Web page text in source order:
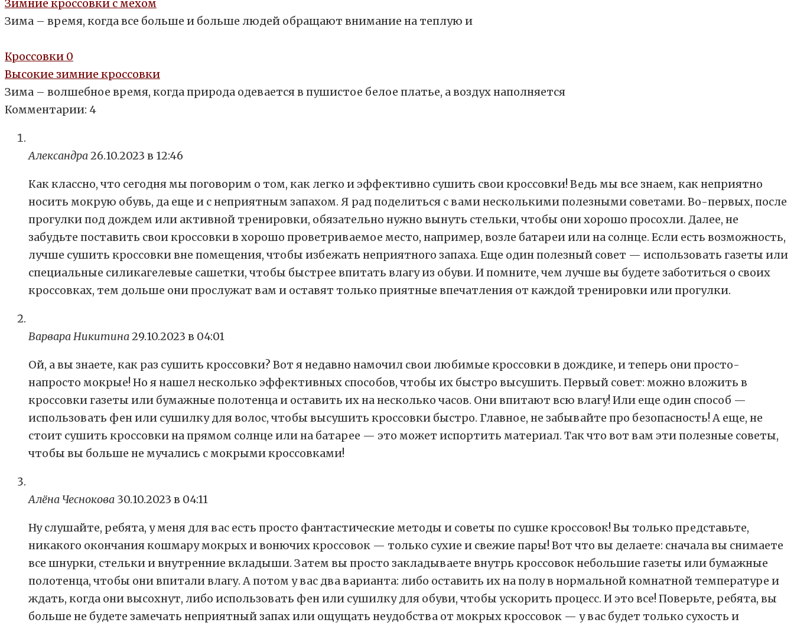
Зимние кроссовки с мехом
Зима – время, когда все больше и больше людей обращают внимание на теплую и
Кроссовки 0
Высокие зимние кроссовки
Зима – волшебное время, когда природа одевается в пушистое белое платье, а воздух наполняется
Комментарии: 4
Александра26.10.2023 в 12:46
Как классно, что сегодня мы поговорим о том, как легко и эффективно сушить свои кроссовки! Ведь мы все знаем, как неприятно
носить мокрую обувь, да еще и с неприятным запахом. Я рад поделиться с вами несколькими полезными советами. Во-первых, после
прогулки под дождем или активной тренировки, обязательно нужно вынуть стельки, чтобы они хорошо просохли. Далее, не
забудьте поставить свои кроссовки в хорошо проветриваемое место, например, возле батареи или на солнце. Если есть возможность,
лучше сушить кроссовки вне помещения, чтобы избежать неприятного запаха. Еще один полезный совет — использовать газеты или
специальные силикагелевые сашетки, чтобы быстрее впитать влагу из обуви. И помните, чем лучше вы будете заботиться о своих
кроссовках, тем дольше они прослужат вам и оставят только приятные впечатления от каждой тренировки или прогулки.
Варвара Никитина29.10.2023 в 04:01
Ой, а вы знаете, как раз сушить кроссовки? Вот я недавно намочил свои любимые кроссовки в дождике, и теперь они просто-
напросто мокрые! Но я нашел несколько эффективных способов, чтобы их быстро высушить. Первый совет: можно вложить в
кроссовки газеты или бумажные полотенца и оставить их на несколько часов. Они впитают всю влагу! Или еще один способ —
использовать фен или сушилку для волос, чтобы высушить кроссовки быстро. Главное, не забывайте про безопасность! А еще, не
стоит сушить кроссовки на прямом солнце или на батарее — это может испортить материал. Так что вот вам эти полезные советы,
чтобы вы больше не мучались с мокрыми кроссовками!
Алёна Чеснокова 30.10.2023 в 04:11
Ну слушайте, ребята, у меня для вас есть просто фантастические методы и советы по сушке кроссовок! Вы только представьте,
никакого окончания кошмару мокрых и вонючих кроссовок — только сухие и свежие пары! Вот что вы делаете: сначала вы снимаете
все шнурки, стельки и внутренние вкладыши. Затем вы просто закладываете внутрь кроссовок небольшие газеты или бумажные
полотенца, чтобы они впитали влагу. А потом у вас два варианта: либо оставить их на полу в нормальной комнатной температуре и
ждать, когда они высохнут, либо использовать фен или сушилку для обуви, чтобы ускорить процесс. И это все! Поверьте, ребята, вы
больше не будете замечать неприятный запах или ощущать неудобства от мокрых кроссовок — у вас будет только сухость и